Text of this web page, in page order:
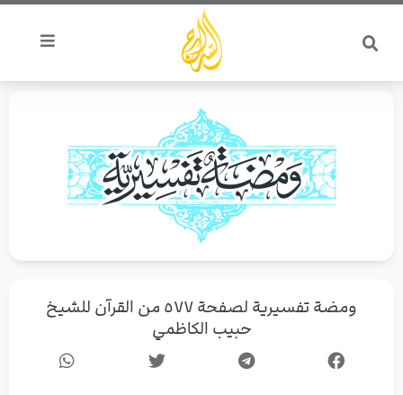
تخطي
المحتوى
ومضة تفسيرية لصفحة ٥٧٧ من القرآن للشيخ
حبيب الكاظمي